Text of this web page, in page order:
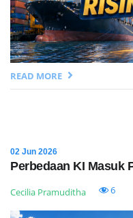
READ MORE
02 Jun 2026
Perbedaan KI Masuk
Cecilia Pramuditha 6